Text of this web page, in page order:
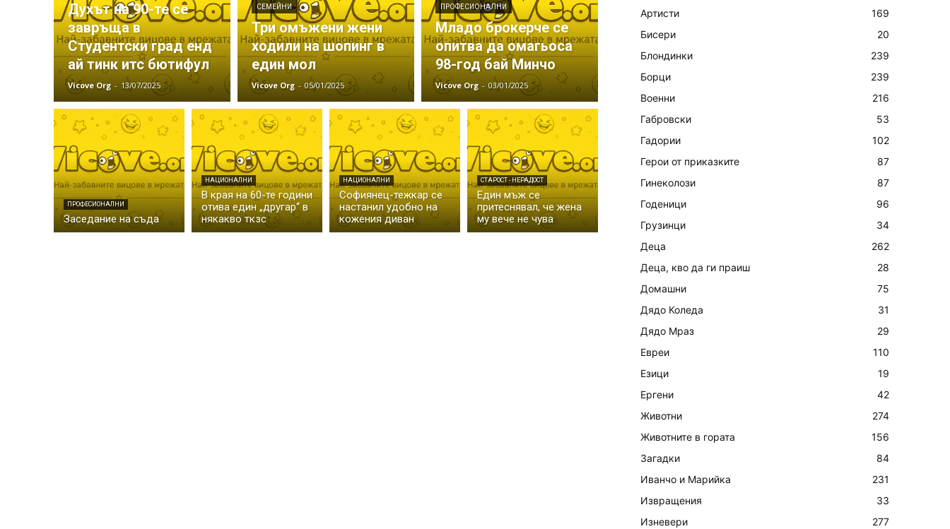
Духът на 90-те се
завръща в
Студентски град енд
ай тинк итс бютифул
Vicove Org - 13/07/2025
СЕМЕЙНИ
Три омъжени жени
ходили на шопинг в
един мол
Vicove Org - 05/01/2025
ПРОФЕСИОНАЛНИ
Младо брокерче се
опитва да омагьоса
98-год бай Минчо
Vicove Org - 03/01/2025
ПРОФЕСИОНАЛНИ
Заседание на съда
НАЦИОНАЛНИ
В края на 60-те години
отива един „другар“ в
някакво ткзс
НАЦИОНАЛНИ
Софиянец-тежкар се
настанил удобно на
кожения диван
СТАРОСТ - НЕРАДОСТ
Един мъж се
притеснявал, че жена
му вече не чува
Артисти
169
Бисери
20
Блондинки
239
Борци
239
Военни
216
Габровски
53
Гадории
102
Герои от приказките
87
Гинеколози
87
Годеници
96
Грузинци
34
Деца
262
Деца, кво да ги праиш
28
Домашни
75
Дядо Коледа
31
Дядо Мраз
29
Евреи
110
Езици
19
Ергени
42
Животни
274
Животните в гората
156
Загадки
84
Иванчо и Марийка
231
Извращения
33
Изневери
277